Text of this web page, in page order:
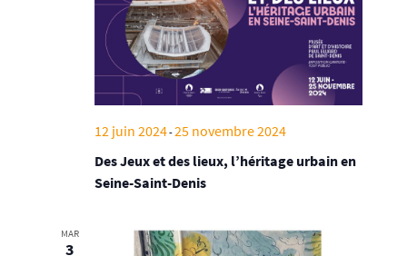
Des Jeux et des lieux, l’héritage urbain en
Seine-Saint-Denis
12 juin 2024-25 novembre 2024
MAR
3